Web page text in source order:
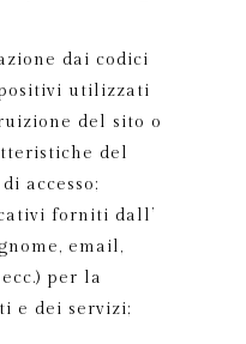
dai codici
utilizzati
del sito o
del
accesso;
forniti dall’
email,
per la
e dei servizi;